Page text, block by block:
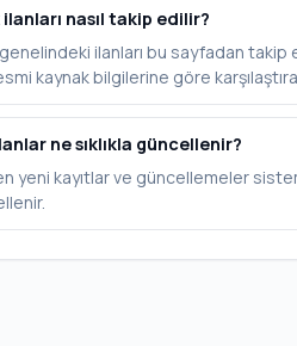
nasıl takip edilir?
ilanları bu sayfadan takip
kaynak bilgilerine göre
ne sıklıkla güncellenir?
yeni kayıtlar ve güncellemeler